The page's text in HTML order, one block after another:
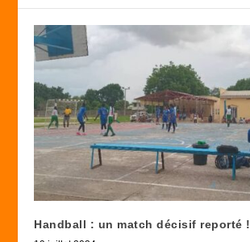
Handball : un match décisif reporté !